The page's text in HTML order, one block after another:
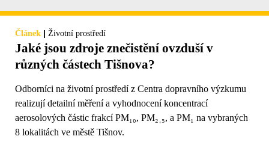
Článek | Životní prostředí
Jaké jsou zdroje znečistění ovzduší v
různých částech Tišnova?
Odborníci na životní prostředí z Centra dopravního výzkumu
realizují detailní měření a vyhodnocení koncentrací
aerosolových částic frakcí PM₁₀, PM₂ˌ₅, a PM₁ na vybraných
8 lokalitách ve městě Tišnov.